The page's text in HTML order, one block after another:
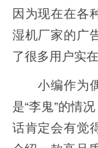
因为现在在各
湿机厂家的广
了很多用户实
小编作为偶
是“李鬼”的情
话肯定会有觉